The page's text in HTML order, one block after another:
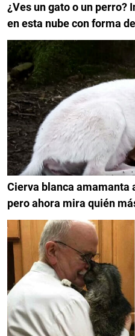
¿Ves un gato o un perro?
en esta nube con forma
Cierva blanca amamanta
pero ahora mira quién